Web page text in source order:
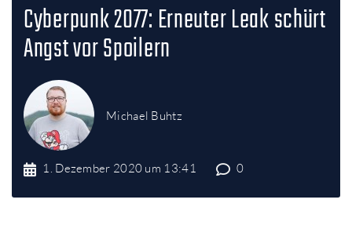
Cyberpunk 2077: Erneuter Leak schürt
Angst vor Spoilern
Michael Buhtz
1. Dezember 2020 um 13:41 0